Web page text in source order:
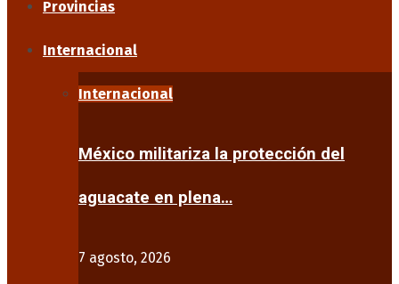
Provincias
Internacional
Internacional
México militariza la protección del
aguacate en plena…
7 agosto, 2026